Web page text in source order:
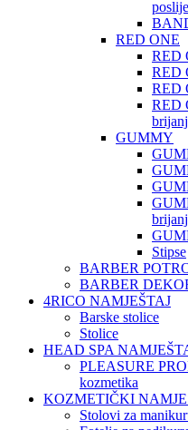
RED ONE
RED
RED
RED
RED
GUMMY
Stipse
BARBER
BARBER
4RICO NAMJEŠTAJ
Barske stolice
Stolice
HEAD SPA
PLEASURE
kozmetika
KOZMETIČKI
Stolovi za